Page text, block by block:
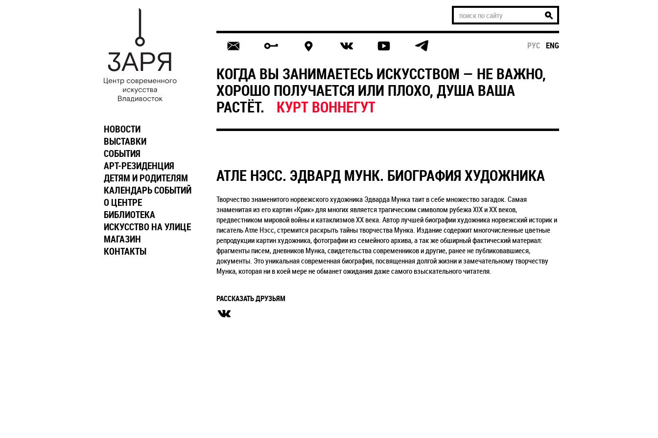
РУС ENG
КОГДА ВЫ ЗАНИМАЕТЕСЬ ИСКУССТВОМ — НЕ ВАЖНО,
ХОРОШО ПОЛУЧАЕТСЯ ИЛИ ПЛОХО, ДУША ВАША
РАСТЁТ. КУРТ ВОННЕГУТ
АТЛЕ НЭСС. ЭДВАРД МУНК. БИОГРАФИЯ ХУДОЖНИКА
Творчество знаменитого норвежского художника Эдварда Мунка таит в себе множество загадок. Самая
знаменитая из его картин «Крик» для многих является трагическим символом рубежа XIX и XX веков,
предвестником мировой войны и катаклизмов XX века. Автор лучшей биографии художника норвежский историк и
писатель Атле Нэсс, стремится раскрыть тайны творчества Мунка. Издание содержит многочисленные цветные
репродукции картин художника, фотографии из семейного архива, а так же обширный фактический материал:
фрагменты писем, дневников Мунка, свидетельства современников и другие, ранее не публиковавшиеся,
документы. Это уникальная современная биография, посвященная долгой жизни и замечательному творчеству
Мунка, которая ни в коей мере не обманет ожидания даже самого взыскательного читателя.
РАССКАЗАТЬ ДРУЗЬЯМ
НОВОСТИ
ВЫСТАВКИ
СОБЫТИЯ
АРТ-РЕЗИДЕНЦИЯ
ДЕТЯМ И РОДИТЕЛЯМ
КАЛЕНДАРЬ СОБЫТИЙ
О ЦЕНТРЕ
БИБЛИОТЕКА
ИСКУССТВО НА УЛИЦЕ
МАГАЗИН
КОНТАКТЫ